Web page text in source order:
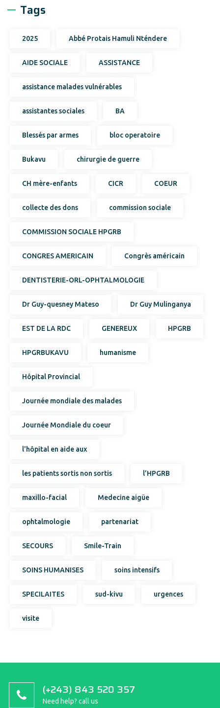
Tags
2025 Abbé Protais Hamuli Nténdere
AIDE SOCIALE ASSISTANCE
assistance malades vulnérables
assistantes sociales BA
Blessés par armes bloc operatoire
Bukavu chirurgie de guerre
CH mère-enfants CICR COEUR
collecte des dons commission sociale
COMMISSION SOCIALE HPGRB
CONGRES AMERICAIN Congrès américain
DENTISTERIE-ORL-OPHTALMOLOGIE
Dr Guy-quesney Mateso Dr Guy Mulinganya
EST DE LA RDC GENEREUX HPGRB
HPGRBUKAVU humanisme
Hôpital Provincial
Journée mondiale des malades
Journée Mondiale du coeur
l'hôpital en aide aux
les patients sortis non sortis l’HPGRB
maxillo-facial Medecine aigüe
ophtalmologie partenariat
SECOURS Smile-Train
SOINS HUMANISES soins intensifs
SPECILAITES sud-kivu urgences
visite
(+243) 843 520 357
Need help? call us